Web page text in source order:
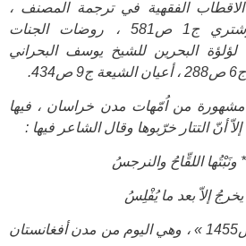
الفقهية في ترجمة المصنف ،
مجالس المؤمنين للشوشتري ج1 ص581 ، روضات الجنات
ج7 ص26 ، لؤلؤة البحرين‌ للشيخ يوسف البحراني
مشهورة من اُمّهات مدن خراسان ، فيها
أنّ التتار خرّبوها وقال الشاعر فيها :
اللقِّاحُ والنرجسُ
إلاّ بعد ما يُفْلِسُ
« مراصد الاطّلاع : ج3 ـ ص1455 » ، وهي اليوم من مدن أفغانستان